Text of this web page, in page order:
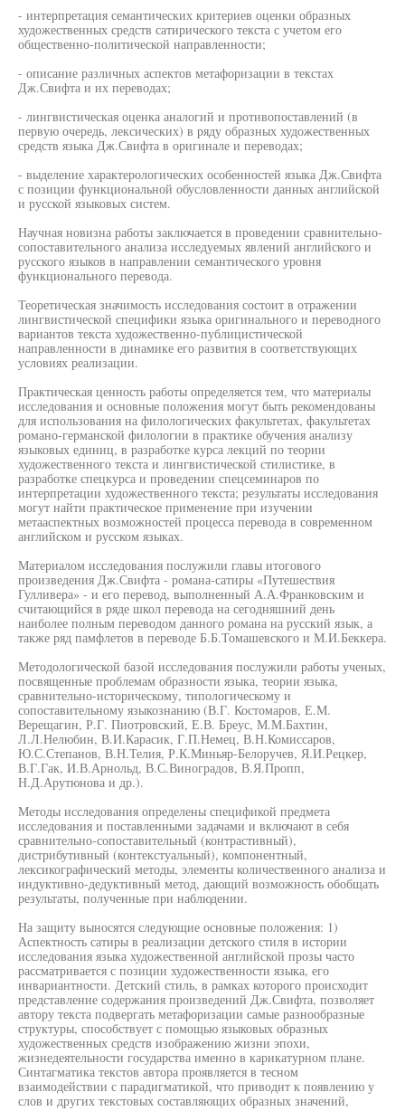
- интерпретация семантических критериев оценки образных
художественных средств сатирического текста с учетом его
общественно-политической направленности;
- описание различных аспектов метафоризации в текстах
Дж.Свифта и их переводах;
- лингвистическая оценка аналогий и противопоставлений (в
первую очередь, лексических) в ряду образных художественных
средств языка Дж.Свифта в оригинале и переводах;
- выделение характерологических особенностей языка Дж.Свифта
с позиции функциональной обусловленности данных английской
и русской языковых систем.
Научная новизна работы заключается в проведении сравнительно-
сопоставительного анализа исследуемых явлений английского и
русского языков в направлении семантического уровня
функционального перевода.
Теоретическая значимость исследования состоит в отражении
лингвистической специфики языка оригинального и переводного
вариантов текста художественно-публицистической
направленности в динамике его развития в соответствующих
условиях реализации.
Практическая ценность работы определяется тем, что материалы
исследования и основные положения могут быть рекомендованы
для использования на филологических факультетах, факультетах
романо-германской филологии в практике обучения анализу
языковых единиц, в разработке курса лекций по теории
художественного текста и лингвистической стилистике, в
разработке спецкурса и проведении спецсеминаров по
интерпретации художественного текста; результаты исследования
могут найти практическое применение при изучении
метааспектных возможностей процесса перевода в современном
английском и русском языках.
Материалом исследования послужили главы итогового
произведения Дж.Свифта - романа-сатиры «Путешествия
Гулливера» - и его перевод, выполненный А.А.Франковским и
считающийся в ряде школ перевода на сегодняшний день
наиболее полным переводом данного романа на русский язык, а
также ряд памфлетов в переводе Б.Б.Томашевского и М.И.Беккера.
Методологической базой исследования послужили работы ученых,
посвященные проблемам образности языка, теории языка,
сравнительно-историческому, типологическому и
сопоставительному языкознанию (В.Г. Костомаров, Е.М.
Верещагин, Р.Г. Пиотровский, Е.В. Бреус, М.М.Бахтин,
Л.Л.Нелюбин, В.И.Карасик, Г.П.Немец, В.Н.Комиссаров,
Ю.С.Степанов, В.Н.Телия, Р.К.Миньяр-Белоручев, Я.И.Рецкер,
В.Г.Гак, И.В.Арнольд, В.С.Виноградов, В.Я.Пропп,
Н.Д.Арутюнова и др.).
Методы исследования определены спецификой предмета
исследования и поставленными задачами и включают в себя
сравнительно-сопоставительный (контрастивный),
дистрибутивный (контекстуальный), компонентный,
лексикографический методы, элементы количественного анализа и
индуктивно-дедуктивный метод, дающий возможность обобщать
результаты, полученные при наблюдении.
На защиту выносятся следующие основные положения: 1)
Аспектность сатиры в реализации детского стиля в истории
исследования языка художественной английской прозы часто
рассматривается с позиции художественности языка, его
инвариантности. Детский стиль, в рамках которого происходит
представление содержания произведений Дж.Свифта, позволяет
автору текста подвергать метафоризации самые разнообразные
структуры, способствует с помощью языковых образных
художественных средств изображению жизни эпохи,
жизнедеятельности государства именно в карикатурном плане.
Синтагматика текстов автора проявляется в тесном
взаимодействии с парадигматикой, что приводит к появлению у
слов и других текстовых составляющих образных значений,